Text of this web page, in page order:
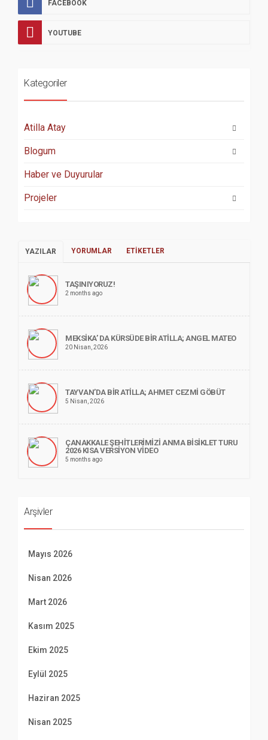
FACEBOOK
YOUTUBE
Kategoriler
Atilla Atay
Blogum
Haber ve Duyurular
Projeler
YAZILAR YORUMLAR ETIKETLER
TAŞINIYORUZ!
2 months ago
MEKSİKA’ DA KÜRSÜDE BİR ATİLLA; ANGEL MATEO
20 Nisan, 2026
TAYVAN’DA BİR ATİLLA; AHMET CEZMİ GÖBÜT
5 Nisan, 2026
ÇANAKKALE ŞEHİTLERİMİZİ ANMA BİSİKLET TURU
2026 KISA VERSİYON VİDEO
5 months ago
Arşivler
Mayıs 2026
Nisan 2026
Mart 2026
Kasım 2025
Ekim 2025
Eylül 2025
Haziran 2025
Nisan 2025